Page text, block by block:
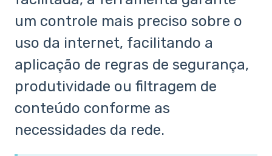
um controle mais preciso sobre o
uso da internet, facilitando a
aplicação de regras de segurança,
produtividade ou filtragem de
conteúdo conforme as
necessidades da rede.